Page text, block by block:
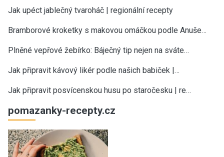
Jak upéct jablečný tvaroháč | regionální recepty
Bramborové kroketky s makovou omáčkou podle Anuše…
Plněné vepřové žebírko: Báječný tip nejen na sváte…
Jak připravit kávový likér podle našich babiček |…
Jak připravit posvícenskou husu po staročesku | re…
pomazanky-recepty.cz